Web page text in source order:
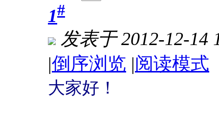
1#
发表于 2012-12-14
|倒序浏览 |阅读模式
大家好！